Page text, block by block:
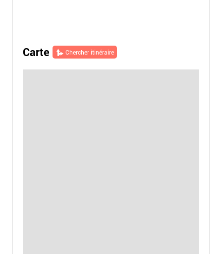
Carte Chercher itinéraire